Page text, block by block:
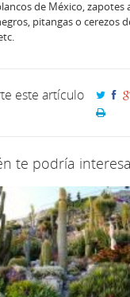
de México, zapotes
pitangas o cerezos
este artículo
te podría